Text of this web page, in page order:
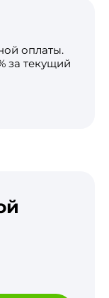
оплаты.
за текущий